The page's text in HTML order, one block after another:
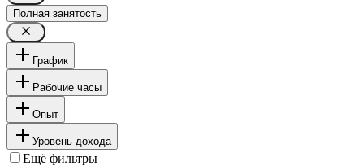
Полная занятость
График
Рабочие часы
Опыт
Уровень дохода
Ещё фильтры